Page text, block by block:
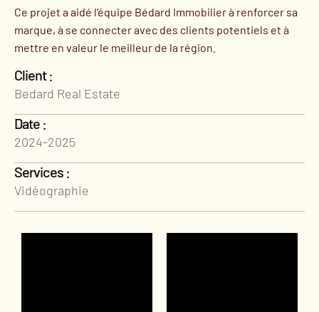
Ce projet a aidé l’équipe Bédard Immobilier à renforcer sa
marque, à se connecter avec des clients potentiels et à
mettre en valeur le meilleur de la région.
Client :
Bedard Real Estate
Date :
2024-2025
Services :
Vidéographie